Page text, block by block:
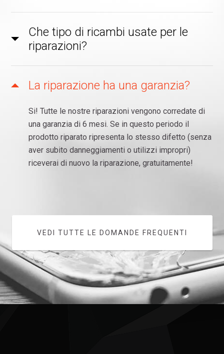
Che tipo di ricambi usate per le
riparazioni?
La riparazione ha una garanzia?
Si! Tutte le nostre riparazioni vengono corredate di
una garanzia di 6 mesi. Se in questo periodo il
prodotto riparato ripresenta lo stesso difetto (senza
aver subito danneggiamenti o utilizzi impropri)
riceverai di nuovo la riparazione, gratuitamente!
VEDI TUTTE LE DOMANDE FREQUENTI